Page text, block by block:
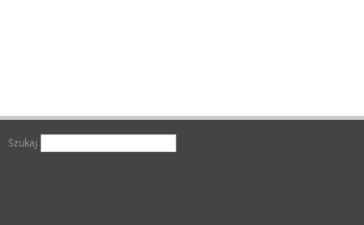
Szukaj